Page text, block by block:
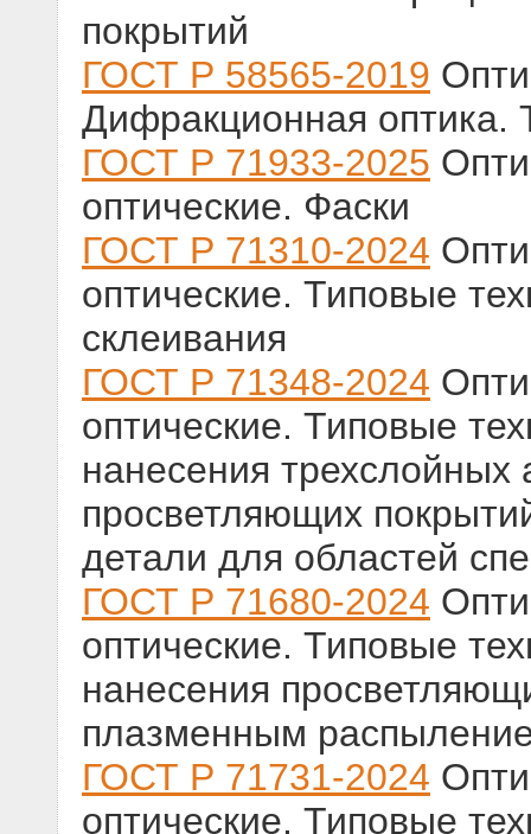
покрытий
ГОСТ Р 58565-2019
Дифракционная оптика.
ГОСТ Р 71933-2025
оптические. Фаски
ГОСТ Р 71310-2024
оптические. Типовые
склеивания
ГОСТ Р 71348-2024
оптические. Типовые
нанесения трехслойных
просветляющих
детали для областей
ГОСТ Р 71680-2024
оптические. Типовые
нанесения
плазменным
ГОСТ Р 71731-2024
оптические. Типовые